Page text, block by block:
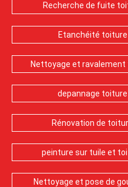
Recherche de fuite
Etanchéité
Nettoyage et
depannage
Rénovation de
peinture sur tuile et
Nettoyage et pose de